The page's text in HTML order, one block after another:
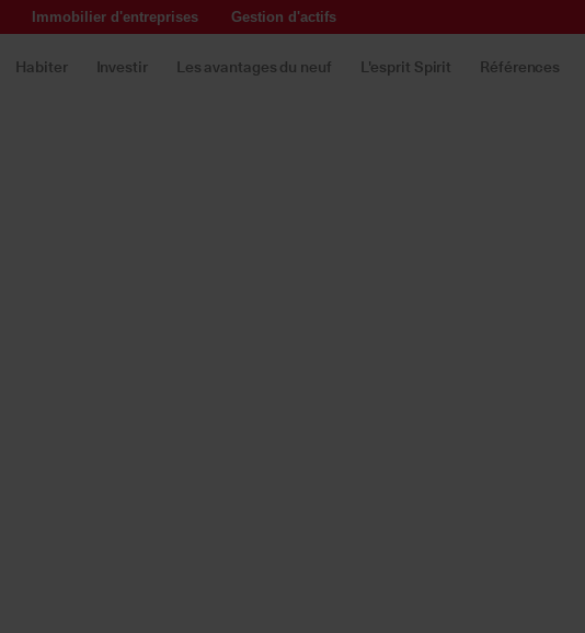
Immobilier d'entreprises Gestion d'actifs
Habiter Investir Les avantages du neuf L'esprit Spirit Références